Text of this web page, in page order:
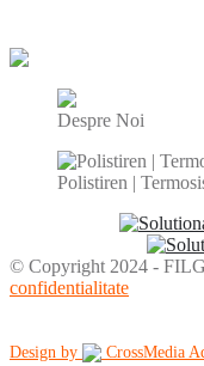
Despre Noi
Polistiren |
© Copyright 2024 -
confidentialitate
Design by CrossMedia